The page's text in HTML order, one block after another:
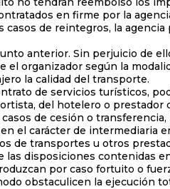
en firme por la
de reintegros, la
anterior. Sin perjuicio
organizador según la
la calidad del transporte.
de servicios turísticos,
del hotelero o
de cesión o
el carácter de
de transportes u otros
disposiciones contenidas
por caso fortuito o
obstaculicen la ejecución